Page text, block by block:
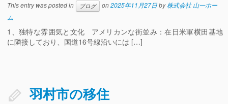
This entry was posted in ブログ on2025年11月27日by株式会社 山一ホー
ム
1、独特な雰囲気と文化 アメリカンな街並み：在日米軍横田基地
に隣接しており、国道16号線沿いには […]
羽村市の移住